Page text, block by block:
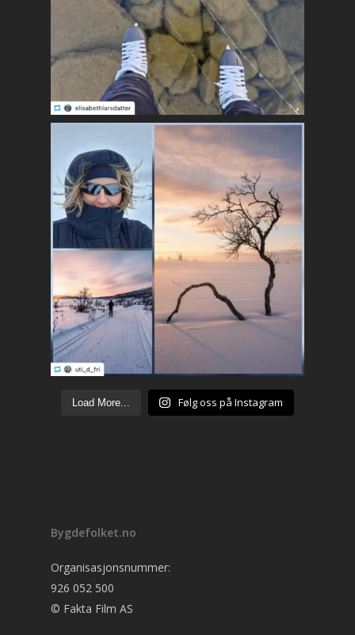
Load More... Følg oss på Instagram
Bygdefolket.no
Organisasjonsnummer:
926 052 500
© Fakta Film AS